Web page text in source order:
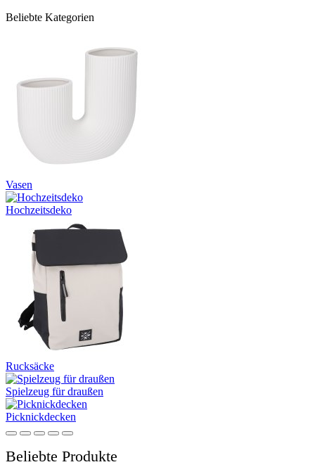
Beliebte Kategorien
Vasen
Hochzeitsdeko
Rucksäcke
Spielzeug für draußen
Picknickdecken
Beliebte Produkte